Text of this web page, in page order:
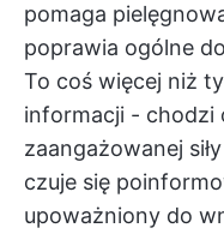
pomaga
poprawia ogólne
To coś więcej niż
informacji - chodzi
zaangażowanej
czuje się
upoważniony do